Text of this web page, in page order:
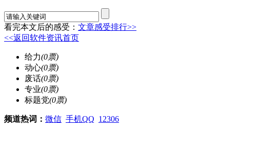
看完本文后的感受： 文章感受排行>>
<<返回软件资讯首页
给力(0票)
动心(0票)
废话(0票)
专业(0票)
标题党(0票)
频道热词： 微信 手机QQ 12306